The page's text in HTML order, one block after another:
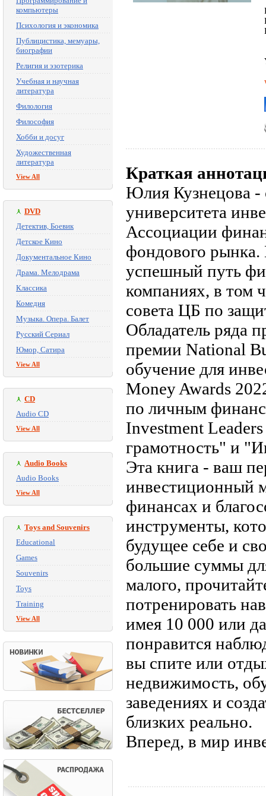
компьютеры
Психология и экономика
Публицистика, мемуары,
биографии
Религия и эзотерика
Учебная и научная
литература
Филология
Философия
Хобби и досуг
Художественная
литература
View All
DVD
Детектив, Боевик
Детское Кино
Документальное Кино
Драма. Мелодрама
Классика
Комедия
Музыка. Опера. Балет
Русский Сериал
Юмор, Сатира
View All
CD
Audio CD
View All
Audio Books
Audio Books
View All
Toys and Souvenirs
Educational
Games
Souvenirs
Toys
Training
View All
Краткая
Юлия Кузнецова -
университета
Ассоциации
фондового
успешный путь
компаниях, в том
совета ЦБ по
Обладатель ряда
премии National
обучение для
Money Awards
по личным
Investment
грамотность" и
Эта книга - ваш
инвестиционный
финансах и
инструменты,
будущее себе и
большие суммы
малого,
потренировать
имея 10 000 или
понравится
вы спите или
недвижимость,
заведениях и
близких реально.
Вперед, в мир